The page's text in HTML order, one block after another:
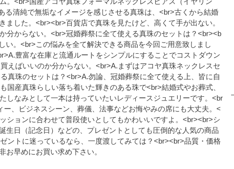
清純で無垢なイメージを感じさせる真珠は、<br>古くから結婚
した。<br><br>百貨店で真珠を見たけど、高くて手が出ない。
分からない。<br>冠婚葬祭に全て使える真珠のセットは？<br><b
。<br>この悩みを全て解決できる商品を今回ご用意致しまし
豊富な在庫と流通ルートをシンプルにすることでコストダウン
えばいいのか分からない。<br>A.まずはアコヤ真珠ネックレスセ
真珠のセットは？<br>A.勿論、冠婚葬祭に全て使える上、皆に自
産真珠らしい落ち着いた輝きのある珠で<br>結婚式やお葬式、
しなみとして一本は持っていたいレディースジュエリーです。<br
、ビジネスシーン、葬儀、法事などお悔やみの席にも大丈夫。<
ションに合わせて普段使いとしてもかわいいですよ。<br><br>シ
生日（記念日）などの、プレゼントとしても圧倒的な人気の商品
ントに迷っているなら、一度渡してみては？<br><br>品質・価格
お早めにお買い求め下さい。